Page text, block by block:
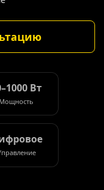
Вт
Мощность